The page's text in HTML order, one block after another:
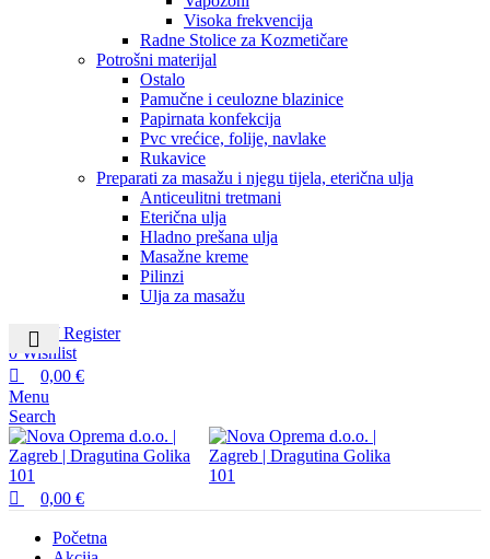
Visoka frekvencija
Radne Stolice za Kozmetičare
Potrošni materijal
Ostalo
Pamučne i ceulozne blazinice
Papirnata konfekcija
Pvc vrećice, folije, navlake
Rukavice
Preparati za masažu i njegu tijela, eterična ulja
Anticeulitni tretmani
Eterična ulja
Hladno prešana ulja
Masažne kreme
Pilinzi
Ulja za masažu
Login / Register
0 Wishlist
0,00 €
Menu
Search
0,00 €
Početna